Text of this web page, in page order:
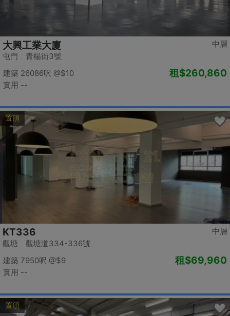
中層
大興工業大廈
屯門 青楊街3號
建築 26086呎 @$10
實用 --
租$260,860
置頂
中層
KT336
觀塘 觀塘道334-336號
建築 7950呎 @$9
實用 --
租$69,960
置頂